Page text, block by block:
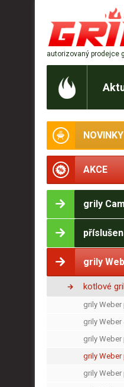
autorizovaný prodejce
NOVINKY
AKCE
grily
grily
kotlové
grily Weber
grily Weber
grily Weber
grily Weber
grily Weber